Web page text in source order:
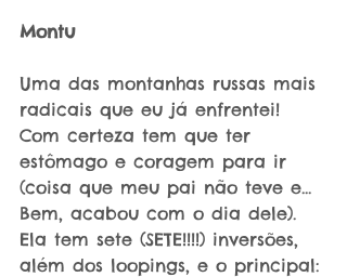
Montu
Uma das montanhas russas mais
radicais que eu já enfrentei!
Com certeza tem que ter
estômago e coragem para ir
(coisa que meu pai não teve e...
Bem, acabou com o dia dele).
Ela tem sete (SETE!!!!) inversões,
além dos loopings, e o principal: